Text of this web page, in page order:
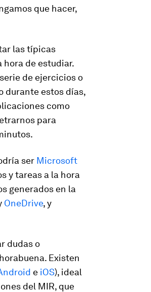
que hacer,
las típicas
de estudiar.
de ejercicios o
durante estos días,
como
para
ser Microsoft
y tareas a la hora
generados en la
OneDrive, y
dudas o
Existen
e iOS), ideal
del MIR, que